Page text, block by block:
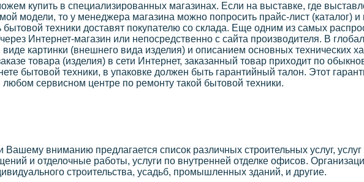
купить в специализированных магазинах. Если на выставке, где
модели, то у менеджера магазина можно попросить прайс-лист (каталог)
техники доставят покупателю со склада. Еще одним из самых
Интернет-магазин или непосредственно с сайта производителя. В
картинки (внешнего вида изделия) и описанием основных технических
товара (изделия) в сети Интернет, заказанный товар приходит по
бытовой техники, в упаковке должен быть гарантийный талон. Этот
сервисном центре по ремонту такой бытовой техники.
Вашему вниманию предлагается список различных строительных услуг,
и отделочные работы, услуги по внутренней отделке офисов.
строительства, усадьб, промышленных зданий, и другие.